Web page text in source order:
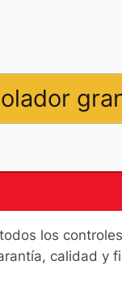
los
calidad y